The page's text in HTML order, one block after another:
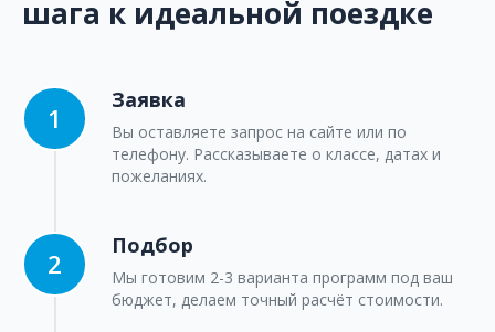
шага к идеальной поездке
Заявка
Вы оставляете запрос на сайте или по
телефону. Рассказываете о классе, датах и
пожеланиях.
Подбор
Мы готовим 2-3 варианта программ под ваш
бюджет, делаем точный расчёт стоимости.